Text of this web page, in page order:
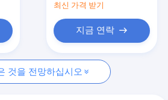
최신 가격 받기
지금 연락
것을 전망하십시오